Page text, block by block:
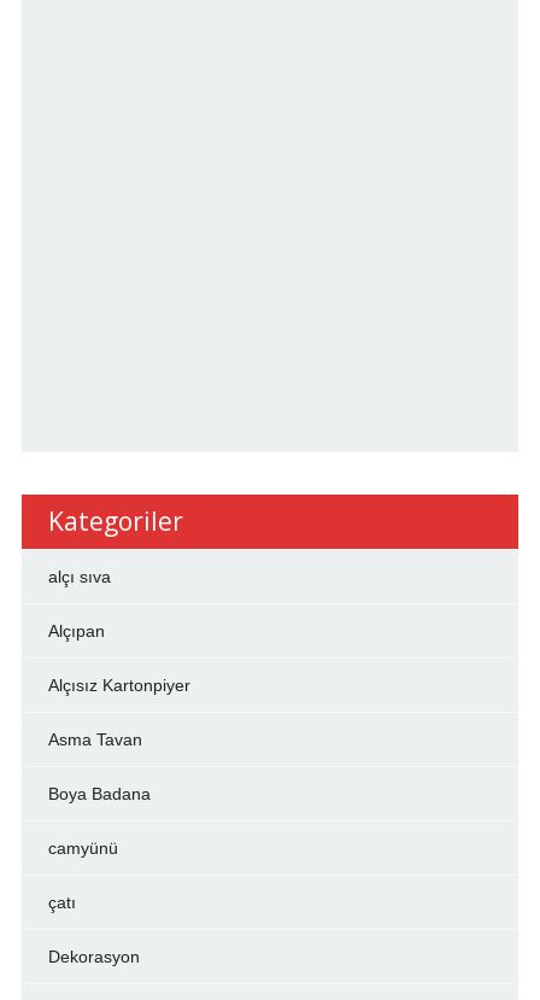
Kategoriler
alçı sıva
Alçıpan
Alçısız Kartonpiyer
Asma Tavan
Boya Badana
camyünü
çatı
Dekorasyon